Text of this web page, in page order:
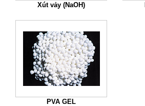
Xút vảy (NaOH)
PVA GEL